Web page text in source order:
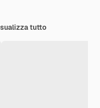
tutto